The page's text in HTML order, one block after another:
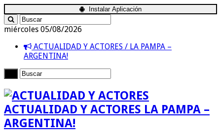
Instalar Aplicación
miércoles 05/08/2026
ACTUALIDAD Y ACTORES / LA PAMPA –
ARGENTINA!
ACTUALIDAD Y ACTORES LA PAMPA –
ARGENTINA!